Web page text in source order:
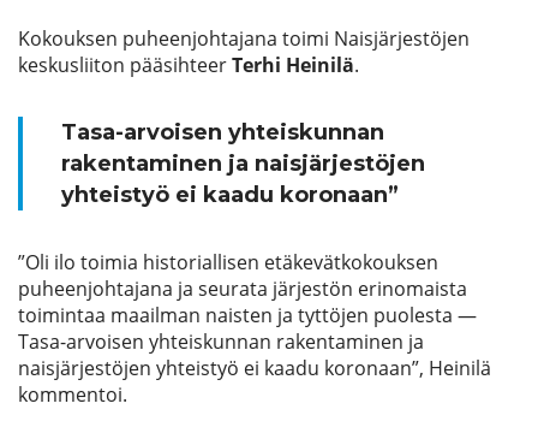
Kokouksen puheenjohtajana toimi Naisjärjestöjen
keskusliiton pääsihteerTerhi Heinilä.
Tasa-arvoisen yhteiskunnan
rakentaminen ja naisjärjestöjen
yhteistyö ei kaadu koronaan”
”Oli ilo toimia historiallisen etäkevätkokouksen
puheenjohtajana ja seurata järjestön erinomaista
toimintaa maailman naisten ja tyttöjen puolesta —
Tasa-arvoisen yhteiskunnan rakentaminen ja
naisjärjestöjen yhteistyö ei kaadu koronaan”, Heinilä
kommentoi.